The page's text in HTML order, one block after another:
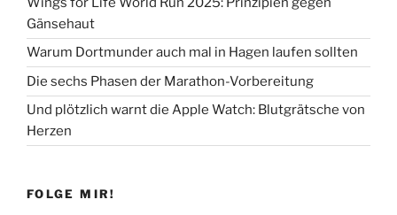
Gänsehaut
Warum Dortmunder auch mal in Hagen laufen sollten
Die sechs Phasen der Marathon-Vorbereitung
Und plötzlich warnt die Apple Watch: Blutgrätsche von
Herzen
FOLGE MIR!